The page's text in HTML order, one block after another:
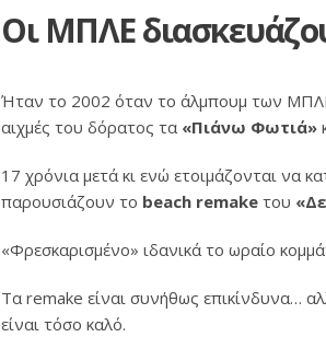
Οι ΜΠΛΕ
Ήταν το 2002 όταν το άλμπουμ των
αιχμές του δόρατος τα «Πιάνω Φωτιά»
17 χρόνια μετά κι ενώ ετοιμάζονται να
παρουσιάζουν το beach remake του
«Φρεσκαρισμένο» ιδανικά το ωραίο
Τα remake είναι συνήθως επικίνδυνα…
είναι τόσο καλό.